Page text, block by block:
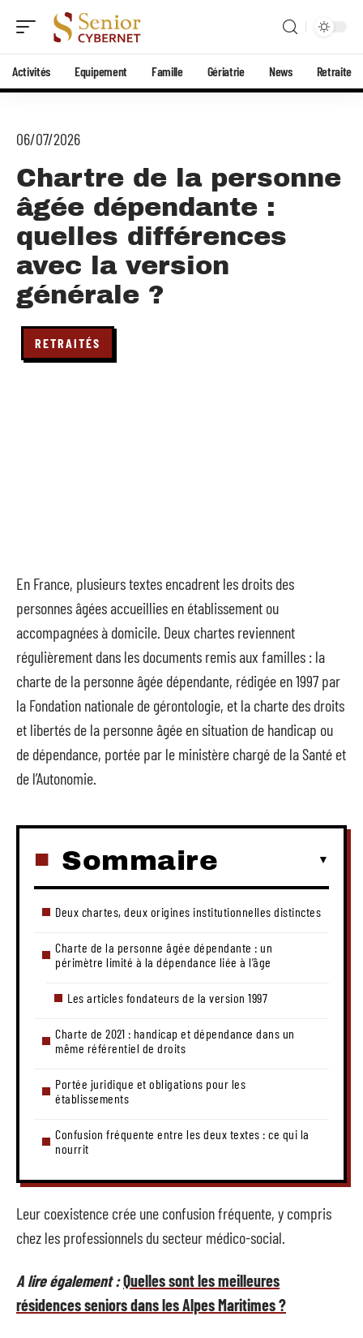
Activités Equipement Famille Gériatrie News Retraite
06/07/2026
Chartre de la personne
âgée dépendante :
quelles différences
avec la version
générale ?
RETRAITÉS
En France, plusieurs textes encadrent les droits des
personnes âgées accueillies en établissement ou
accompagnées à domicile. Deux chartes reviennent
régulièrement dans les documents remis aux familles : la
charte de la personne âgée dépendante, rédigée en 1997 par
la Fondation nationale de gérontologie, et la charte des droits
et libertés de la personne âgée en situation de handicap ou
de dépendance, portée par le ministère chargé de la Santé et
de l’Autonomie.
Sommaire
Deux chartes, deux origines institutionnelles distinctes
Charte de la personne âgée dépendante : un
périmètre limité à la dépendance liée à l’âge
Les articles fondateurs de la version 1997
Charte de 2021 : handicap et dépendance dans un
même référentiel de droits
Portée juridique et obligations pour les
établissements
Confusion fréquente entre les deux textes : ce qui la
nourrit
Leur coexistence crée une confusion fréquente, y compris
chez les professionnels du secteur médico-social.
A lire également :Quelles sont les meilleures
résidences seniors dans les Alpes Maritimes ?